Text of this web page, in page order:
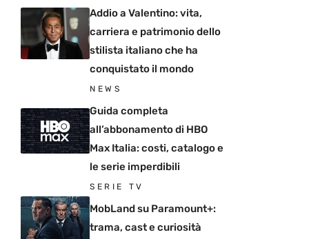
Addio a Valentino: vita,
carriera e patrimonio dello
stilista italiano che ha
conquistato il mondo
NEWS
Guida completa
all’abbonamento di HBO
Max Italia: costi, catalogo e
le serie imperdibili
SERIE TV
MobLand su Paramount+:
trama, cast e curiosità